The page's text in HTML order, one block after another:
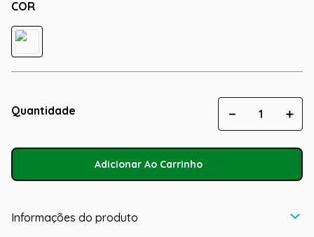
COR
Quantidade ＋
－
Adicionar Ao Carrinho
Informações do produto